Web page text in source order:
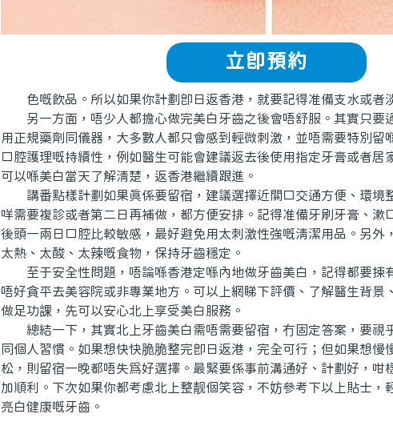
立即預約
色嘅飲品。所以如果你計劃即日返香港，就要記得准備支水或者
另一方面，唔少人都擔心做完美白牙齒之後會唔舒服。其實只要
用正規藥劑同儀器，大多數人都只會感到輕微刺激，並唔需要特別留
口腔護理嘅持續性，例如醫生可能會建議返去後使用指定牙膏或者居
可以喺美白當天了解清楚，返香港繼續跟進。
講番點樣計劃如果真係要留宿，建議選擇近關口交通方便、環境
咩需要複診或者第二日再補做，都方便安排。記得准備牙刷牙膏、漱
後頭一兩日口腔比較敏感，最好避免用太刺激性強嘅清潔用品。另外
太熱、太酸、太辣嘅食物，保持牙齒穩定。
至于安全性問題，唔論喺香港定喺內地做牙齒美白，記得都要揀
唔好貪平去美容院或非專業地方。可以上網睇下評價、了解醫生背景
做足功課，先可以安心北上享受美白服務。
總結一下，其實北上牙齒美白需唔需要留宿，冇固定答案，要視
同個人習慣。如果想快快脆脆整完即日返港，完全可行；但如果想慢
松，則留宿一晚都唔失爲好選擇。最緊要係事前溝通好、計劃好，咁
加順利。下次如果你都考慮北上整靓個笑容，不妨參考下以上貼士，
亮白健康嘅牙齒。